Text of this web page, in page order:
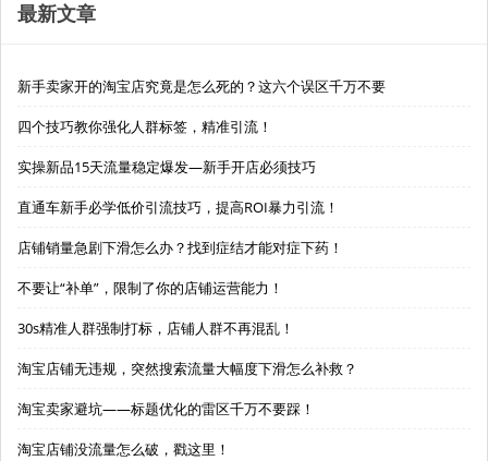
最新文章
新手卖家开的淘宝店究竟是怎么死的？这六个误区千万不要
四个技巧教你强化人群标签，精准引流！
实操新品15天流量稳定爆发—新手开店必须技巧
直通车新手必学低价引流技巧，提高ROI暴力引流！
店铺销量急剧下滑怎么办？找到症结才能对症下药！
不要让“补单”，限制了你的店铺运营能力！
30s精准人群强制打标，店铺人群不再混乱！
淘宝店铺无违规，突然搜索流量大幅度下滑怎么补救？
淘宝卖家避坑——标题优化的雷区千万不要踩！
淘宝店铺没流量怎么破，戳这里！